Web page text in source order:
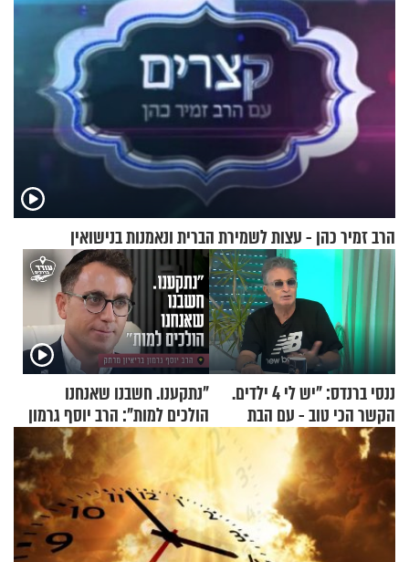
הרב זמיר כהן - עצות לשמירת הברית ונאמנות בנישואין
ננסי ברנדס: "יש לי 4 ילדים.
הקשר הכי טוב - עם הבת
החרדית"
"נתקענו. חשבנו שאנחנו
הולכים למות": הרב יוסף גרמון
בריאיון מרתק